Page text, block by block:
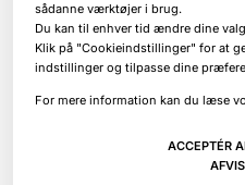
RELATED PRODUCTS
OPEN FACE 1 TAND NY 2
#3598 · simple
OPEN FACE 2 TÆNDER
sådanne værktøjer i brug.
Du kan til enhver tid ændre dine
Klik på "Cookieindstillinger" for at
indstillinger og tilpasse dine
For mere information kan du læse
ACCEPTÉR